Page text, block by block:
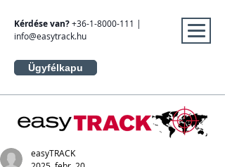
Kérdése van?+36-1-8000-111 |
info@easytrack.hu
Ügyfélkapu
easyTRACK